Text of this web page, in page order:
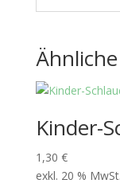
Kinder-
1,30 €
exkl. 20 % MwSt.